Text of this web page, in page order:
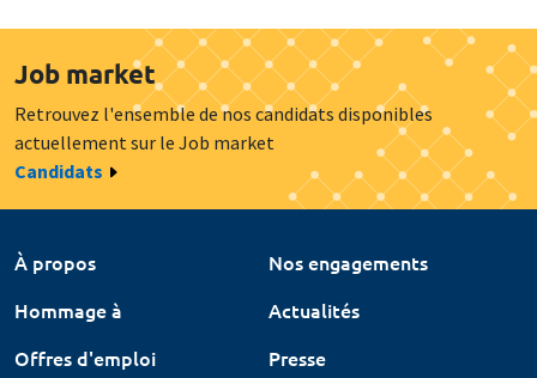
Job market
Retrouvez l'ensemble de nos candidats disponibles
actuellement sur le Job market
Candidats
À propos
Nos engagements
Hommage à
Actualités
Offres d'emploi
Presse